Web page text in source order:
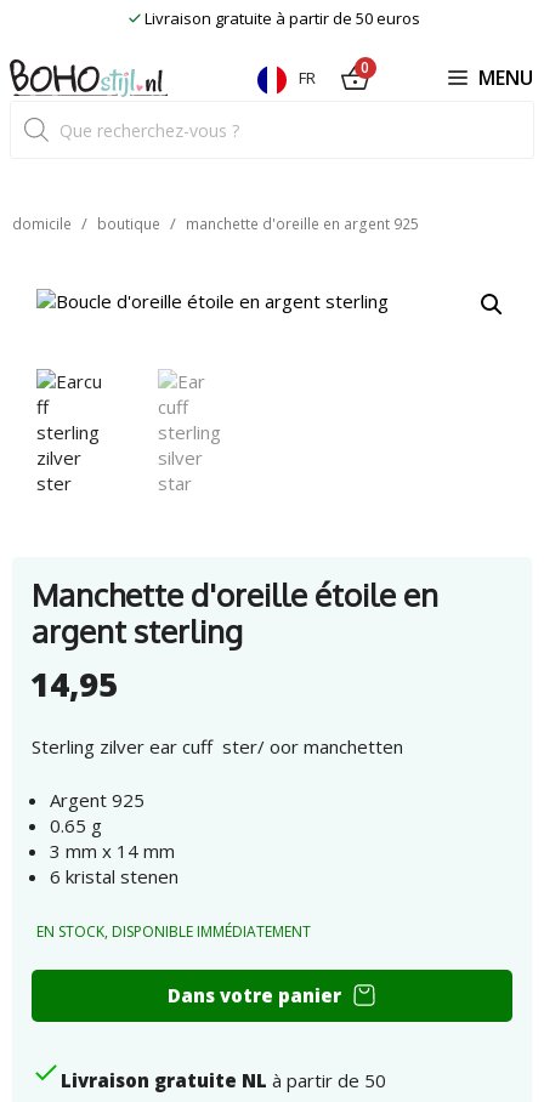
content
Livraison gratuite à partir de 50 euros
de
produits
FR 0 MENU
domicile / boutique / manchette d'oreille en argent 925
Manchette d'oreille étoile en
argent sterling
14,95
Sterling zilver ear cuff ster/ oor manchetten
Argent 925
0.65 g
3 mm x 14 mm
6 kristal stenen
EN STOCK, DISPONIBLE IMMÉDIATEMENT
Ear
ster
Dans votre panier
Livraison gratuite NL à partir de 50